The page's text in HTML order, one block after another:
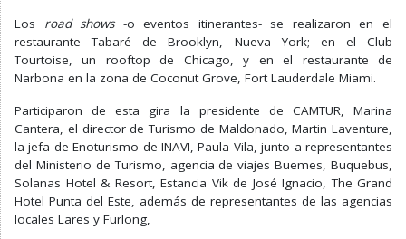
Los road shows-o eventos itinerantes- se realizaron en el
restaurante Tabaré de Brooklyn, Nueva York; en el Club
Tourtoise, un rooftop de Chicago, y en el restaurante de
Narbona en la zona de Coconut Grove, Fort Lauderdale Miami.
Participaron de esta gira la presidente de CAMTUR, Marina
Cantera, el director de Turismo de Maldonado, Martin Laventure,
la jefa de Enoturismo de INAVI, Paula Vila, junto a representantes
del Ministerio de Turismo, agencia de viajes Buemes, Buquebus,
Solanas Hotel & Resort, Estancia Vik de José Ignacio, The Grand
Hotel Punta del Este, además de representantes de las agencias
locales Lares y Furlong,